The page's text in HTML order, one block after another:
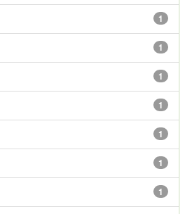
1
1
1
1
1
1
1